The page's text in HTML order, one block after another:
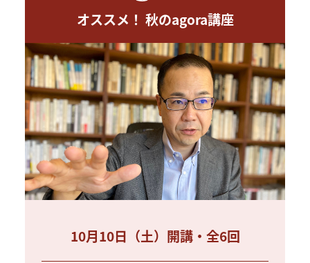
オススメ！ 秋のagora講座
10月10日（土）開講・全6回